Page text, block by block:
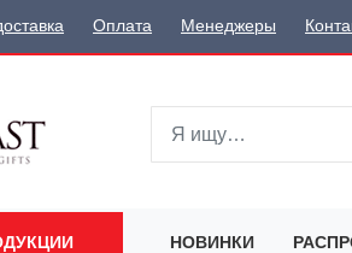
Оплата Менеджеры
НОВИНКИ